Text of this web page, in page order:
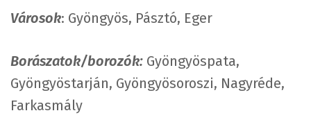
Városok: Gyöngyös, Pásztó, Eger
Borászatok/borozók: Gyöngyöspata,
Gyöngyöstarján, Gyöngyösoroszi, Nagyréde,
Farkasmály